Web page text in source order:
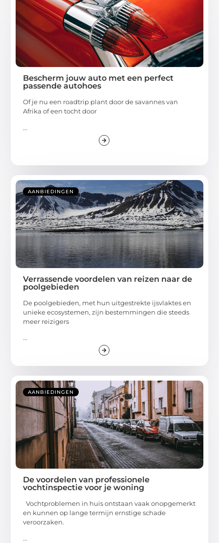
Bescherm jouw auto met een perfect
passende autohoes
Of je nu een roadtrip plant door de savannes van
Afrika of een tocht door
...
AANBIEDINGEN
Verrassende voordelen van reizen naar de
poolgebieden
De poolgebieden, met hun uitgestrekte ijsvlaktes en
unieke ecosystemen, zijn bestemmingen die steeds
meer reizigers
...
AANBIEDINGEN
De voordelen van professionele
vochtinspectie voor je woning
Vochtproblemen in huis ontstaan vaak onopgemerkt
en kunnen op lange termijn ernstige schade
veroorzaken.
...